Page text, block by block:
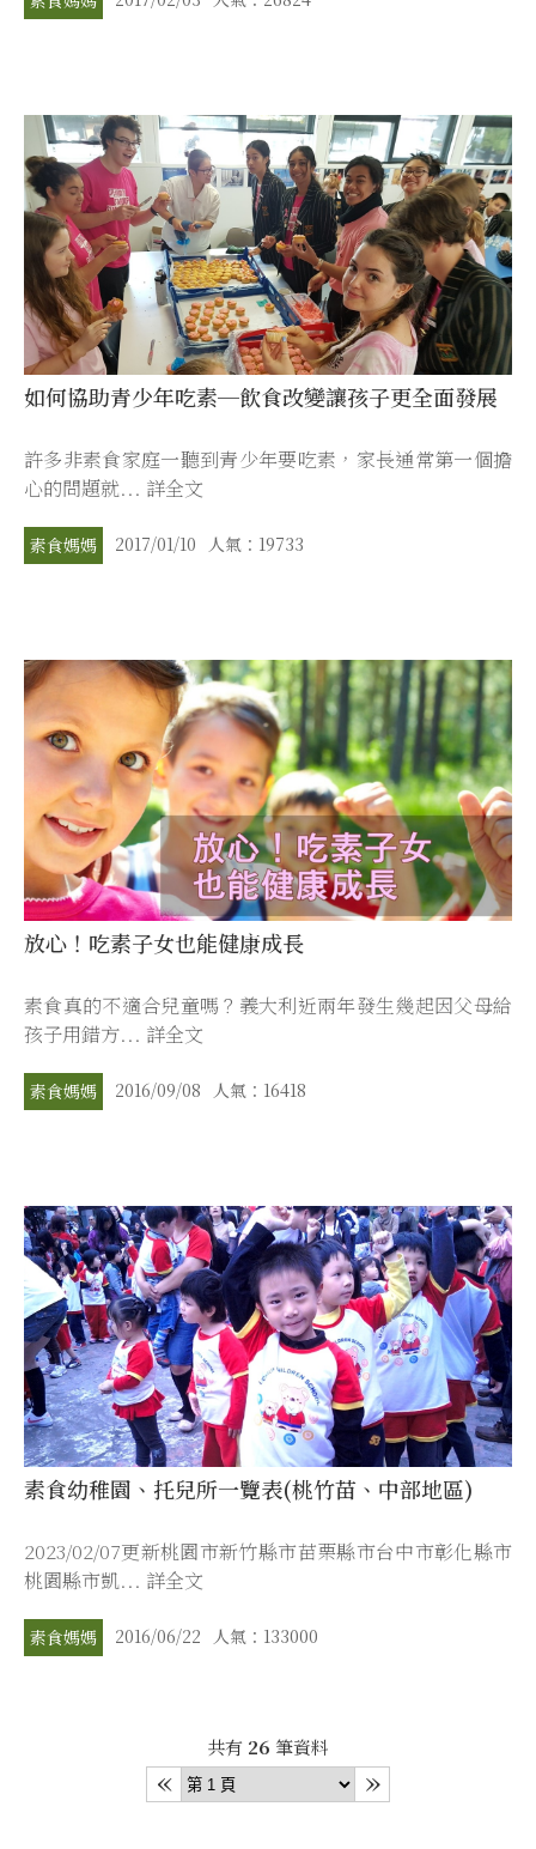
如何協助青少年吃素─飲食改變讓孩子更全面發展
許多非素食家庭一聽到青少年要吃素，家長通常第一個擔
心的問題就... 詳全文
素食媽媽 2017/01/10 人氣：19733
放心！吃素子女也能健康成長
素食真的不適合兒童嗎？義大利近兩年發生幾起因父母給
孩子用錯方... 詳全文
素食媽媽 2016/09/08 人氣：16418
素食幼稚園、托兒所一覽表(桃竹苗、中部地區)
2023/02/07更新桃園市新竹縣市苗栗縣市台中市彰化縣市
桃園縣市凱... 詳全文
素食媽媽 2016/06/22 人氣：133000
共有 26 筆資料
« »